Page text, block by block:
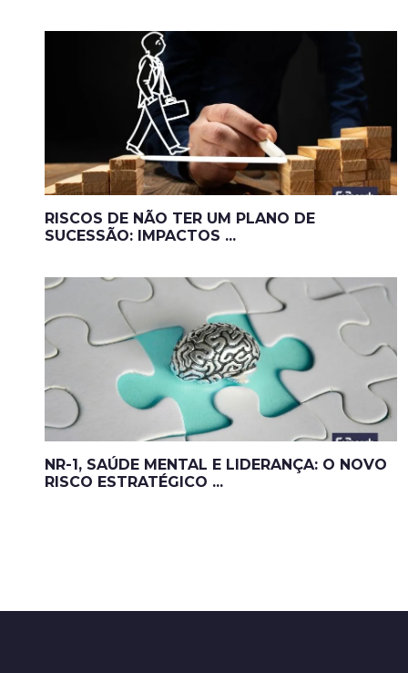
RISCOS DE NÃO TER UM PLANO DE
SUCESSÃO: IMPACTOS ...
NR-1, SAÚDE MENTAL E LIDERANÇA: O NOVO
RISCO ESTRATÉGICO ...